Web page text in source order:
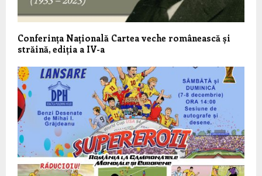
Conferința Națională Cartea veche românească și
străină, ediția a IV-a